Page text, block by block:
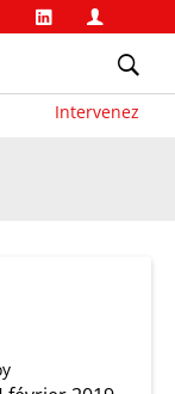
Intervenez